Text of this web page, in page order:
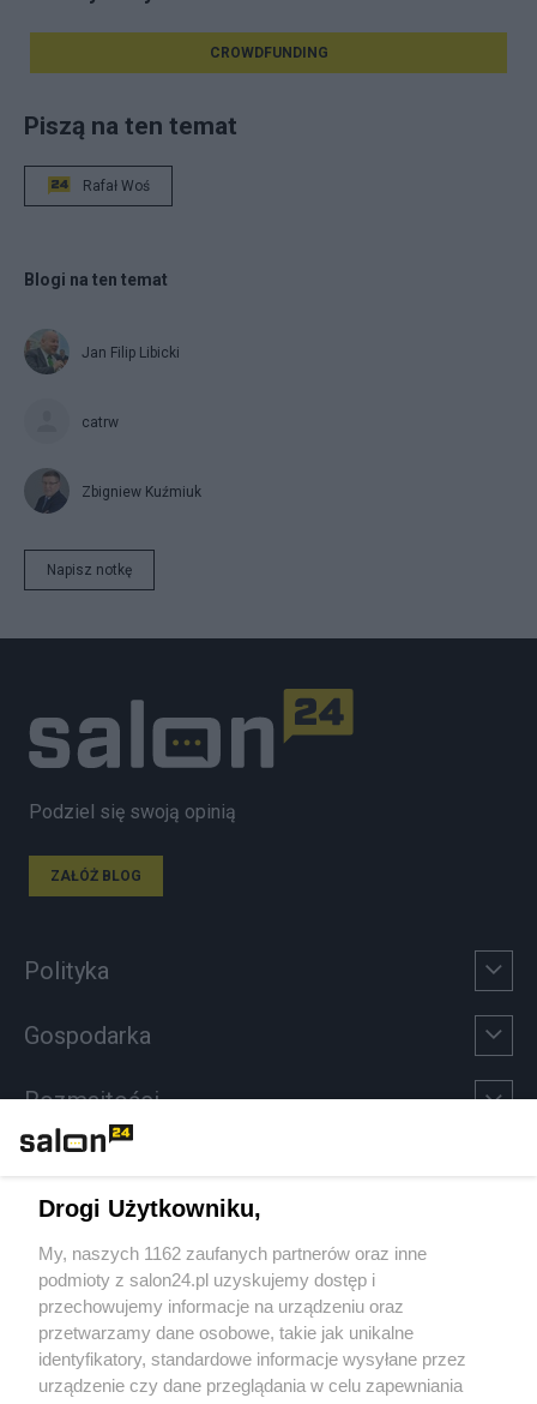
CROWDFUNDING
Piszą na ten temat
Rafał Woś
Blogi na ten temat
Jan Filip Libicki
catrw
Zbigniew Kuźmiuk
Napisz notkę
Podziel się swoją opinią
ZAŁÓŻ BLOG
Polityka
Gospodarka
Rozmaitości
Sport
Społeczeństwo
Kultura
Drogi Użytkowniku,
My, naszych 1162 zaufanych partnerów oraz inne
podmioty z salon24.pl uzyskujemy dostęp i
przechowujemy informacje na urządzeniu oraz
przetwarzamy dane osobowe, takie jak unikalne
identyfikatory, standardowe informacje wysyłane przez
urządzenie czy dane przeglądania w celu zapewniania